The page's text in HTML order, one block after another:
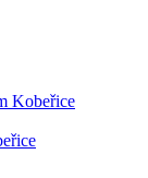
Kobeřice